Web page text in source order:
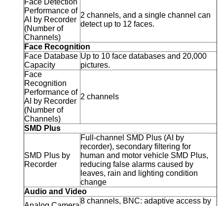
Performance of
AI by Recorder
(Number of
Channels)
2 channels, and a single channel can
detect up to 12 faces.
Face Recognition
Face Database
Capacity
Up to 10 face databases and 20,000
pictures.
Face
Recognition
Performance of
AI by Recorder
(Number of
Channels)
2 channels
SMD Plus
SMD Plus by
Recorder
Full-channel SMD Plus (AI by
recorder), secondary filtering for
human and motor vehicle SMD Plus,
reducing false alarms caused by
leaves, rain and lighting condition
change
Audio and Video
8 channels, BNC: adaptive access by